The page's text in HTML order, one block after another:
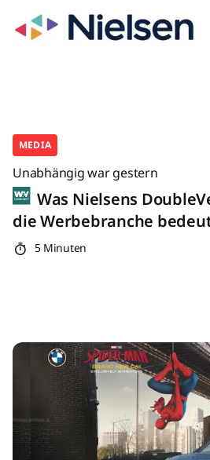
MEDIA
Unabhängig war gestern
Was Nielsens
die Werbebranche
5 Minuten